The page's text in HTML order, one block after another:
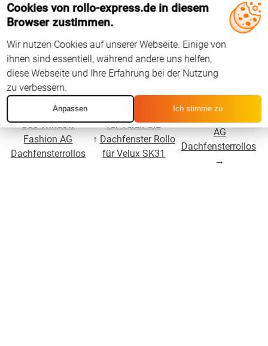
Das Holz-Dachfenster GIL SK31 von Velux hat die
Flügelinnenmaße 972 mm x 387 mm. Das Dachfenster wird
seit 2013 hergestellt. Der Falzwinkel beträgt 96°
Für Velux GIL
S50 Window
Fashion AG
Dachfensterrollos
Dachfenster Rollo
für Velux GIL
↑ Dachfenster Rollo
für Velux SK31
Für Velux GIL SK34
AG
Dachfensterrollos
→
Cookies von rollo-express.de in diesem
Browser zustimmen.
Wir nutzen Cookies auf unserer Webseite. Einige von
ihnen sind essentiell, während andere uns helfen,
diese Webseite und Ihre Erfahrung bei der Nutzung
zu verbessern.
Anpassen Ich stimme zu